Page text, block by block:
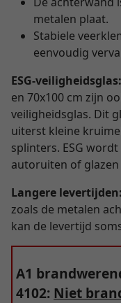
metalen plaat.
Stabiele
eenvoudig
ESG-veiligheidsglas:
en 70x100 cm zijn
veiligheidsglas. Dit
uiterst kleine
splinters. ESG
autoruiten of
Langere levertijden:
zoals de metalen
kan de levertijd
A1
4102: Niet